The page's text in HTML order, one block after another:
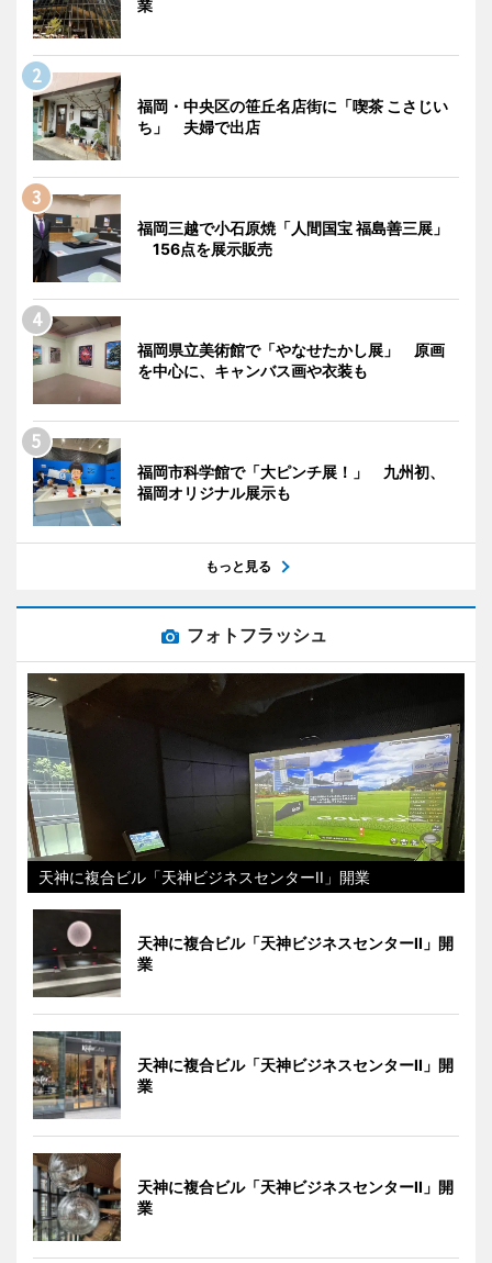
業
福岡・中央区の笹丘名店街に「喫茶 こさじい
ち」 夫婦で出店
福岡三越で小石原焼「人間国宝 福島善三展」
156点を展示販売
福岡県立美術館で「やなせたかし展」 原画
を中心に、キャンバス画や衣装も
福岡市科学館で「大ピンチ展！」 九州初、
福岡オリジナル展示も
もっと見る
フォトフラッシュ
天神に複合ビル「天神ビジネスセンターII」開業
天神に複合ビル「天神ビジネスセンターII」開
業
天神に複合ビル「天神ビジネスセンターII」開
業
天神に複合ビル「天神ビジネスセンターII」開
業